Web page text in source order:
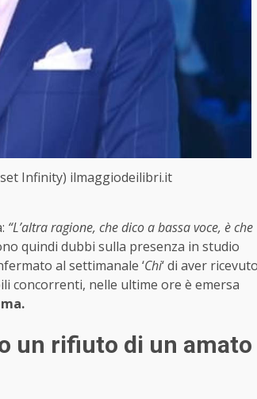
Infinity) ilmaggiodeilibri.it
“L’altra ragione, che dico a bassa voce, è che
quindi dubbi sulla presenza in studio
al settimanale ‘Chi‘ di aver
concorrenti, nelle ultime ore è emersa
un rifiuto di un amato